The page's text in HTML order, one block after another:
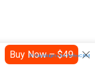
Buy Now – $49
© PolyWidgets for PerfexCRM